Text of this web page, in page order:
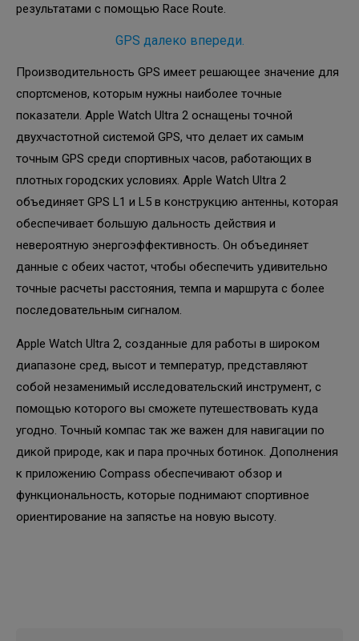
результатами с помощью Race Route.
GPS далеко впереди.
Производительность GPS имеет решающее значение для
спортсменов, которым нужны наиболее точные
показатели. Apple Watch Ultra 2 оснащены точной
двухчастотной системой GPS, что делает их самым
точным GPS среди спортивных часов, работающих в
плотных городских условиях. Apple Watch Ultra 2
объединяет GPS L1 и L5 в конструкцию антенны, которая
обеспечивает большую дальность действия и
невероятную энергоэффективность. Он объединяет
данные с обеих частот, чтобы обеспечить удивительно
точные расчеты расстояния, темпа и маршрута с более
последовательным сигналом.
Apple Watch Ultra 2, созданные для работы в широком
диапазоне сред, высот и температур, представляют
собой незаменимый исследовательский инструмент, с
помощью которого вы сможете путешествовать куда
угодно. Точный компас так же важен для навигации по
дикой природе, как и пара прочных ботинок. Дополнения
к приложению Compass обеспечивают обзор и
функциональность, которые поднимают спортивное
ориентирование на запястье на новую высоту.